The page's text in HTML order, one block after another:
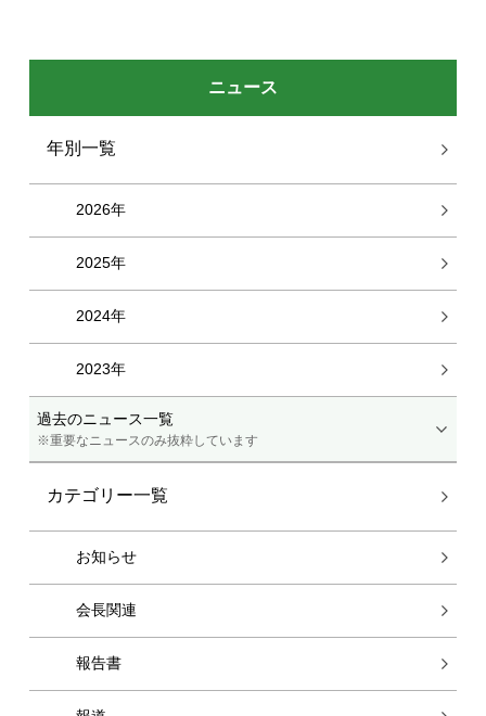
ニュース
年別一覧
過去のニュース一覧
※重要なニュースのみ抜粋しています
2026年
2025年
2024年
2023年
カテゴリー一覧
お知らせ
会長関連
報告書